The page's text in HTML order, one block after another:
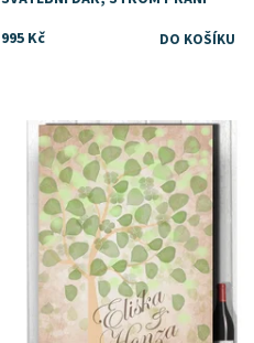
995 Kč
Dostupnost: Skladem